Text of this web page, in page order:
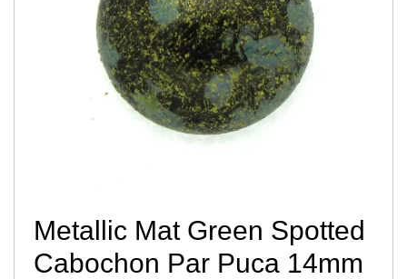
Metallic Mat Green Spotted
Cabochon Par Puca 14mm